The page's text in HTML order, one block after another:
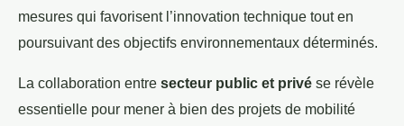
mesures qui favorisent l’innovation technique tout en
poursuivant des objectifs environnementaux déterminés.
La collaboration entre secteur public et privé se révèle
essentielle pour mener à bien des projets de mobilité